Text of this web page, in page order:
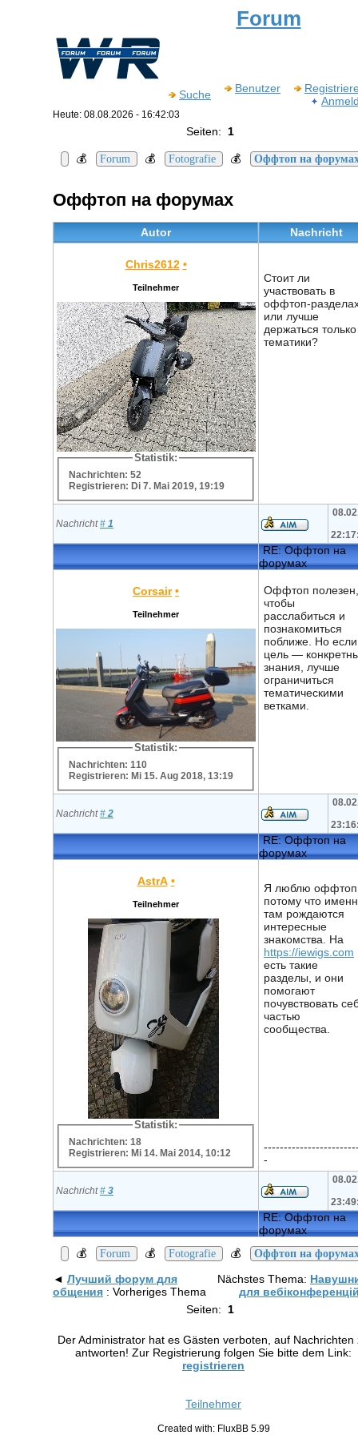
Forum
Suche Benutzer
Heute: 08.08.2026 - 16:42:03
Seiten: 1
💰 Forum 💰 Fotografie 💰 Оффтоп на
Оффтоп на форумах
Autor Nachricht
Chris2612 •
Teilnehmer
Statistik:
Nachrichten: 52
Registrieren: Di 7. Mai 2019, 19:19
Стоит ли
участвовать в
оффтоп-
или лучше
держаться только
тематики?
Nachricht# 1
RE: Оффтоп на
форумах
Corsair •
Teilnehmer
Statistik:
Nachrichten: 110
Registrieren: Mi 15. Aug 2018, 13:19
Оффтоп полезен,
чтобы
расслабиться и
познакомиться
поближе. Но если
цель —
знания, лучше
ограничиться
тематическими
ветками.
Nachricht# 2
RE: Оффтоп на
форумах
AstrA •
Teilnehmer
Statistik:
Nachrichten: 18
Registrieren: Mi 14. Mai 2014, 10:12
Я люблю
потому что
там рождаются
интересные
знакомства. На
https://iewigs.com
есть такие
разделы, и они
помогают
почувствовать
частью
сообщества.
-
Nachricht# 3
RE: Оффтоп на
форумах
💰
Forum 💰 Fotografie 💰 Оффтоп на
◄ Лучший форум для
общения : Vorheriges Thema
Nächstes Thema:
для
Seiten: 1
Der Administrator hat es Gästen verboten, auf Nachrichten
antworten! Zur Registrierung folgen Sie bitte dem Link:
registrieren
Teilnehmer
Created with: FluxBB 5.99